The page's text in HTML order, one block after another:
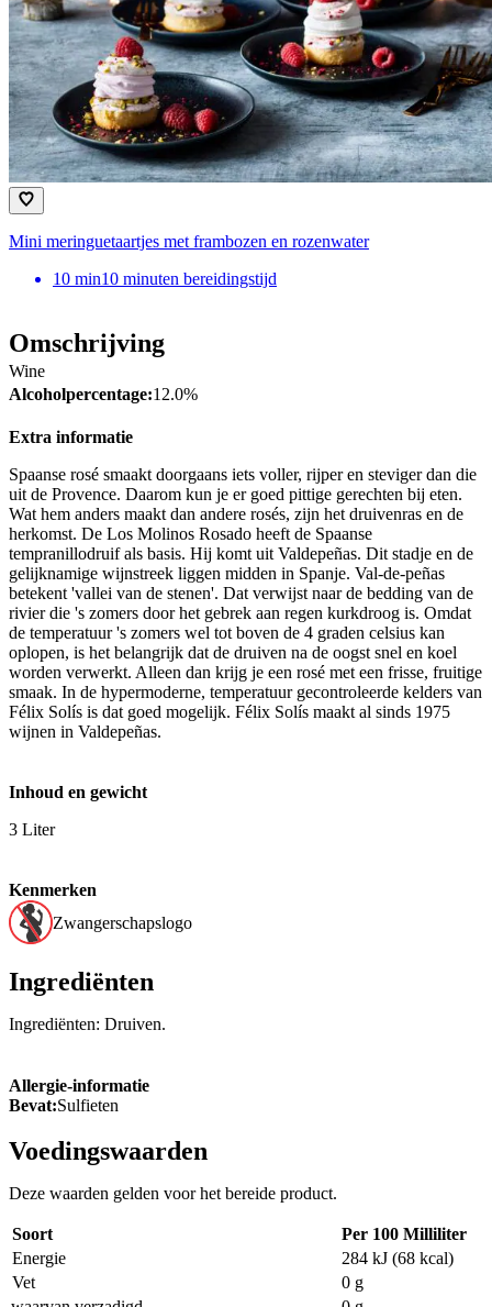
Mini meringuetaartjes met frambozen en rozenwater
10 min10 minuten bereidingstijd
Omschrijving
Wine
Alcoholpercentage:12.0%
Extra informatie
Spaanse rosé smaakt doorgaans iets voller, rijper en steviger dan die
uit de Provence. Daarom kun je er goed pittige gerechten bij eten.
Wat hem anders maakt dan andere rosés, zijn het druivenras en de
herkomst. De Los Molinos Rosado heeft de Spaanse
tempranillodruif als basis. Hij komt uit Valdepeñas. Dit stadje en de
gelijknamige wijnstreek liggen midden in Spanje. Val-de-peñas
betekent 'vallei van de stenen'. Dat verwijst naar de bedding van de
rivier die 's zomers door het gebrek aan regen kurkdroog is. Omdat
de temperatuur 's zomers wel tot boven de 4 graden celsius kan
oplopen, is het belangrijk dat de druiven na de oogst snel en koel
worden verwerkt. Alleen dan krijg je een rosé met een frisse, fruitige
smaak. In de hypermoderne, temperatuur gecontroleerde kelders van
Félix Solís is dat goed mogelijk. Félix Solís maakt al sinds 1975
wijnen in Valdepeñas.
Inhoud en gewicht
3 Liter
Kenmerken
Zwangerschapslogo
Ingrediënten
Ingrediënten: Druiven.
Allergie-informatie
Bevat:Sulfieten
Voedingswaarden
Deze waarden gelden voor het bereide product.
Soort
Per 100 Milliliter
Energie
284 kJ (68 kcal)
Vet
0 g